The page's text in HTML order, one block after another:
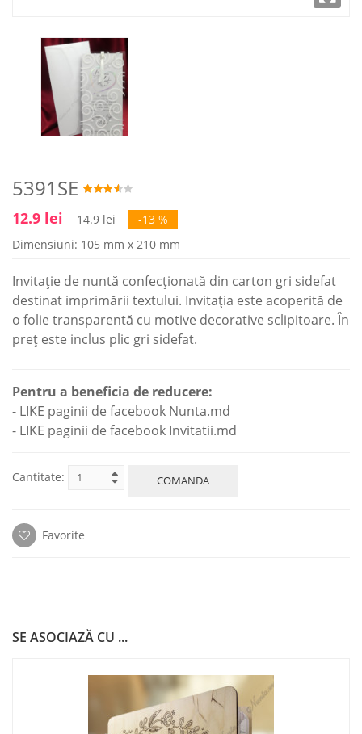
5391SE
12.9 lei 14.9 lei
-13 %
Dimensiuni: 105 mm x 210 mm
Invitație de nuntă confecționată din carton gri sidefat
destinat imprimării textului. Invitația este acoperită de
o folie transparentă cu motive decorative sclipitoare. În
preț este inclus plic gri sidefat.
Pentru a beneficia de reducere:
- LIKE paginii de facebook Nunta.md
- LIKE paginii de facebook Invitatii.md
Cantitate: COMANDA
Favorite
SE ASOCIAZĂ CU ...